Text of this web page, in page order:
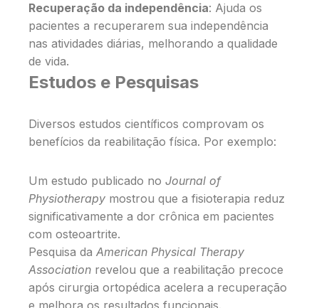
Recuperação da independência: Ajuda os
pacientes a recuperarem sua independência
nas atividades diárias, melhorando a qualidade
de vida.
Estudos e Pesquisas
Diversos estudos científicos comprovam os
benefícios da reabilitação física. Por exemplo:
Um estudo publicado no Journal of
Physiotherapy mostrou que a fisioterapia reduz
significativamente a dor crônica em pacientes
com osteoartrite.
Pesquisa da American Physical Therapy
Association revelou que a reabilitação precoce
após cirurgia ortopédica acelera a recuperação